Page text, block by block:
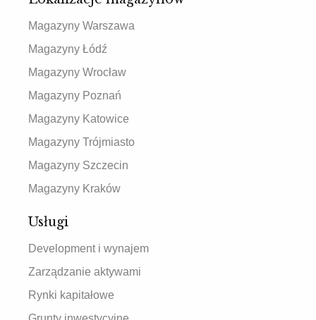
Magazyny Warszawa
Magazyny Łódź
Magazyny Wrocław
Magazyny Poznań
Magazyny Katowice
Magazyny Trójmiasto
Magazyny Szczecin
Magazyny Kraków
Usługi
Development i wynajem
Zarządzanie aktywami
Rynki kapitałowe